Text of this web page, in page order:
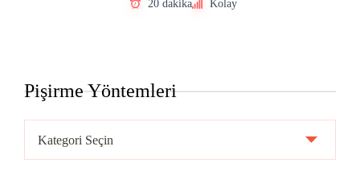
20 dakika Kolay
Pişirme Yöntemleri
Yöntemleri